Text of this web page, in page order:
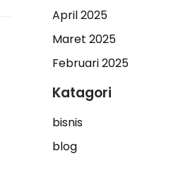
April 2025
Maret 2025
Februari 2025
Katagori
bisnis
blog